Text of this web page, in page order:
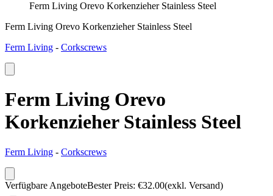
Ferm Living Orevo Korkenzieher Stainless Steel
Ferm Living Orevo Korkenzieher Stainless Steel
Ferm Living - Corkscrews
Ferm Living Orevo
Korkenzieher Stainless Steel
Ferm Living - Corkscrews
Verfügbare AngeboteBester Preis: €32.00(exkl. Versand)